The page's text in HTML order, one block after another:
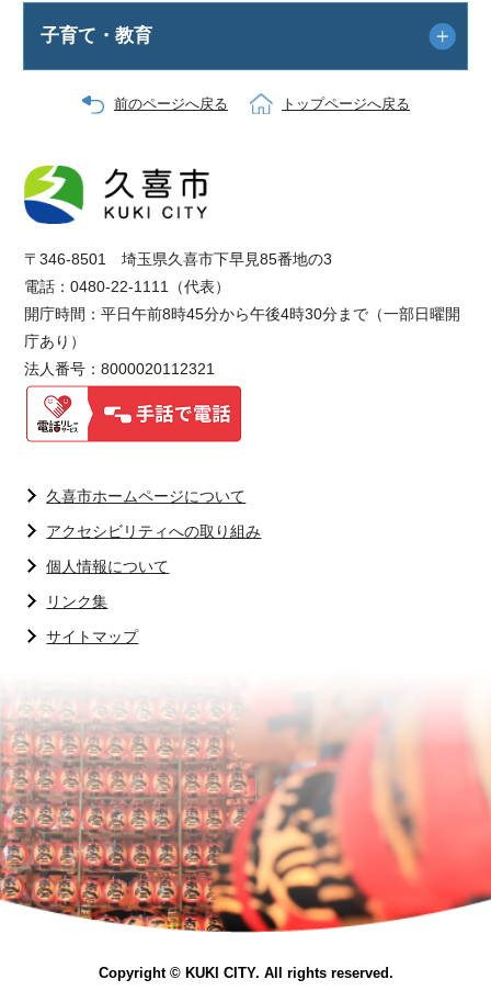
子育て・教育
前のページへ戻る トップページへ戻る
〒346-8501 埼玉県久喜市下早見85番地の3
電話：0480-22-1111（代表）
開庁時間：平日午前8時45分から午後4時30分まで（一部日曜開
庁あり）
法人番号：8000020112321
久喜市ホームページについて
アクセシビリティへの取り組み
個人情報について
リンク集
サイトマップ
Copyright © KUKI CITY. All rights reserved.